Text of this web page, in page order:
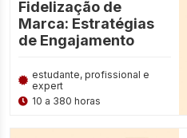
Fidelização de
Marca: Estratégias
de Engajamento
estudante, profissional e
expert
10 a 380 horas